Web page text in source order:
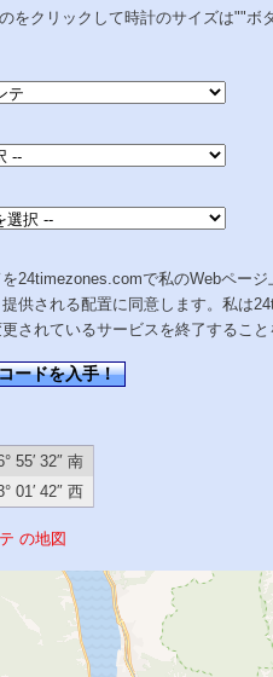
をクリックして時計のサイズは""ボ
24timezones.comで私のWebペー
供される配置に同意します。私は
されているサービスを終了すること
ードを入手！
55′ 32″ 南
01′ 42″ 西
の地図